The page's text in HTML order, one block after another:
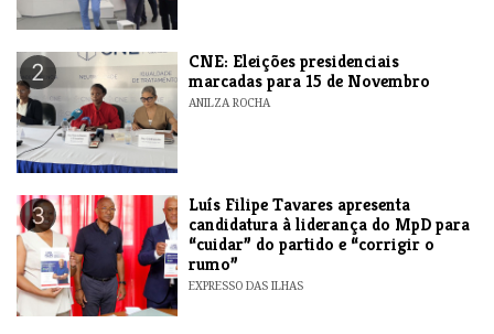
2
CNE: Eleições presidenciais
marcadas para 15 de Novembro
ANILZA ROCHA
3
Luís Filipe Tavares apresenta
candidatura à liderança do MpD para
“cuidar” do partido e “corrigir o
rumo”
EXPRESSO DAS ILHAS